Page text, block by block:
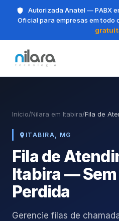
Autorizada Anatel — PABX
Oficial para empresas em todo
Início/Nilara em Itabira/Fila de
ITABIRA, MG
Fila de
Itabira —
Perdida
Gerencie filas de